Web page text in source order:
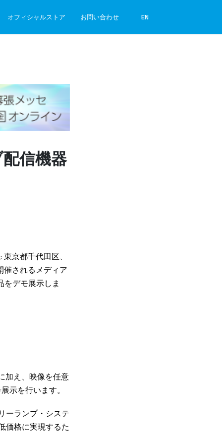
オフィシャルストア お問い合わせ EN
信機器
京都千代田区、
催されるメディア
をデモ展示しま
加え、映像を任意
示を行います。
ーランプ・システ
価格に実現するた